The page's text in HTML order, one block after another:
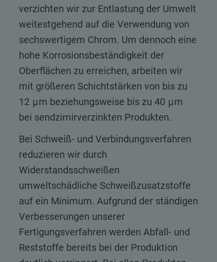
verzichten wir zur Entlastung der Umwelt
weitestgehend auf die Verwendung von
sechswertigem Chrom. Um dennoch eine
hohe Korrosionsbeständigkeit der
Oberflächen zu erreichen, arbeiten wir
mit größeren Schichtstärken von bis zu
12 μm beziehungsweise bis zu 40 μm
bei sendzimirverzinkten Produkten.
Bei Schweiß- und Verbindungsverfahren
reduzieren wir durch
Widerstandsschweißen
umweltschädliche Schweißzusatzstoffe
auf ein Minimum. Aufgrund der ständigen
Verbesserungen unserer
Fertigungsverfahren werden Abfall- und
Reststoffe bereits bei der Produktion